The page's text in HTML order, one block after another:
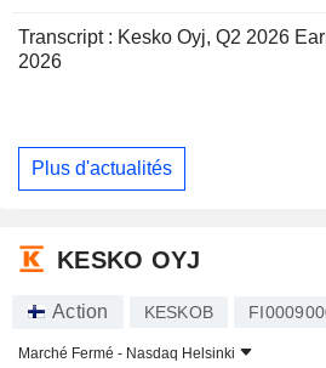
Transcript : Kesko Oyj, Q2 2026
2026
Plus d'actualités
KESKO OYJ
Action KESKOB
Marché Fermé - Nasdaq Helsinki